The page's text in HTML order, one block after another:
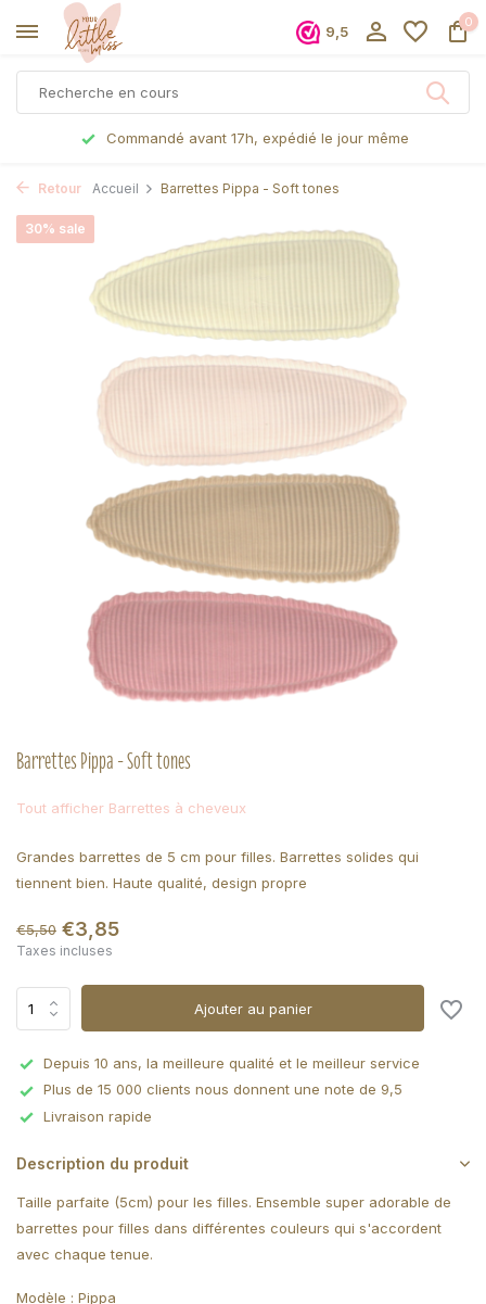
9,5
0
Commandé avant 17h, expédié le jour même
Retour Accueil Barrettes Pippa - Soft tones
Barrettes Pippa - Soft tones
30% sale
Tout afficher Barrettes à cheveux
Grandes barrettes de 5 cm pour filles. Barrettes solides qui
tiennent bien. Haute qualité, design propre
€5,50 €3,85
Taxes incluses
Ajouter au panier
Depuis 10 ans, la meilleure qualité et le meilleur service
Plus de 15 000 clients nous donnent une note de 9,5
Livraison rapide
Description du produit
Taille parfaite (5cm) pour les filles. Ensemble super adorable de
barrettes pour filles dans différentes couleurs qui s'accordent
avec chaque tenue.
Modèle : Pippa